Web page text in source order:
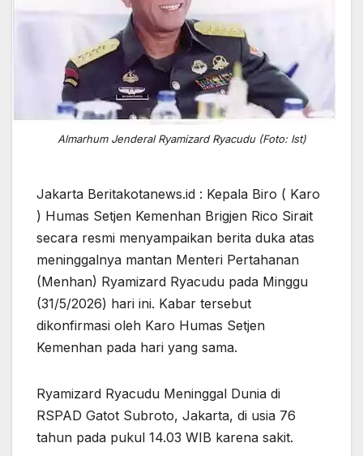
Almarhum Jenderal Ryamizard Ryacudu (Foto: Ist)
Jakarta Beritakotanews.id : Kepala Biro ( Karo
) Humas Setjen Kemenhan Brigjen Rico Sirait
secara resmi menyampaikan berita duka atas
meninggalnya mantan Menteri Pertahanan
(Menhan) Ryamizard Ryacudu pada Minggu
(31/5/2026) hari ini. Kabar tersebut
dikonfirmasi oleh Karo Humas Setjen
Kemenhan pada hari yang sama.
Ryamizard Ryacudu Meninggal Dunia di
RSPAD Gatot Subroto, Jakarta, di usia 76
tahun pada pukul 14.03 WIB karena sakit.